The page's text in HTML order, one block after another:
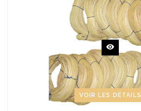
VOIR LES DÉTAILS